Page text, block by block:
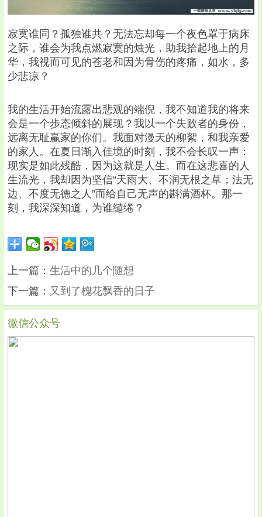
寂寞谁同？孤独谁共？无法忘却每一个夜色罩于病床
之际，谁会为我点燃寂寞的烛光，助我拾起地上的月
华，我视而可见的苍老和因为骨伤的疼痛，如水，多
少悲凉？
我的生活开始流露出悲观的端倪，我不知道我的将来
会是一个步态倾斜的展现？我以一个失败者的身份，
远离无耻赢家的你们。我面对漫天的柳絮，和我亲爱
的家人。在夏日渐入佳境的时刻，我不会长叹一声：
现实是如此残酷，因为这就是人生。而在这悲喜的人
生流光，我却因为坚信“天雨大、不润无根之草；法无
边、不度无德之人”而给自己无声的斟满酒杯。那一
刻，我深深知道，为谁缱绻？
上一篇： 生活中的几个随想
下一篇： 又到了槐花飘香的日子
微信公众号